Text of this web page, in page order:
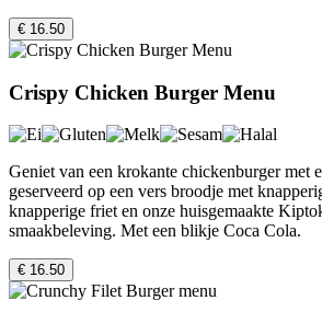
€ 16.50
Crispy Chicken Burger Menu
Geniet van een krokante chickenburger met
geserveerd op een vers broodje met
knapperige friet en onze huisgemaakte
smaakbeleving. Met een blikje Coca Cola.
€ 16.50